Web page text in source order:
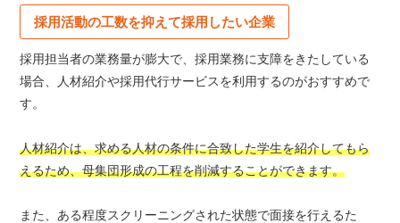
採用活動の工数を抑えて採用したい企業
採用担当者の業務量が膨大で、採用業務に支障をきたしている
場合、人材紹介や採用代行サービスを利用するのがおすすめで
す。
人材紹介は、求める人材の条件に合致した学生を紹介してもら
えるため、母集団形成の工程を削減することができます。
また、ある程度スクリーニングされた状態で面接を行えるた